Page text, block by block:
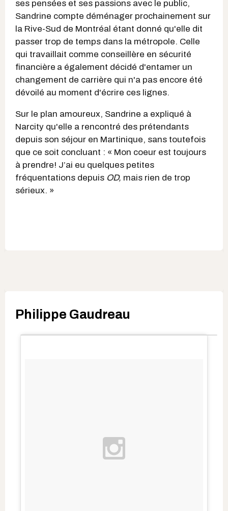
ses pensées et ses passions avec le public,
Sandrine compte déménager prochainement sur
la Rive-Sud de Montréal étant donné qu'elle dit
passer trop de temps dans la métropole. Celle
qui travaillait comme conseillère en sécurité
financière a également décidé d'entamer un
changement de carrière qui n'a pas encore été
dévoilé au moment d'écrire ces lignes.
Sur le plan amoureux, Sandrine a expliqué à
Narcity qu'elle a rencontré des prétendants
depuis son séjour en Martinique, sans toutefois
que ce soit concluant : « Mon coeur est toujours
à prendre! J’ai eu quelques petites
fréquentations depuis OD, mais rien de trop
sérieux. »
Philippe Gaudreau